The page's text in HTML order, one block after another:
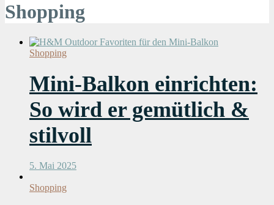
Shopping
Shopping
Mini-Balkon einrichten:
So wird er gemütlich &
stilvoll
5. Mai 2025
Shopping